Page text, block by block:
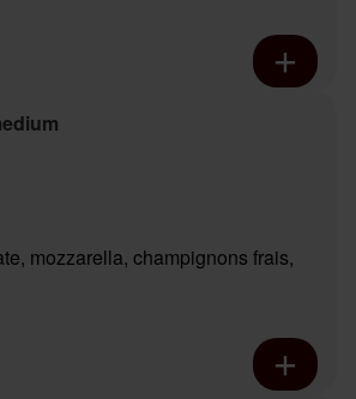
mozzarella, champignons frais,